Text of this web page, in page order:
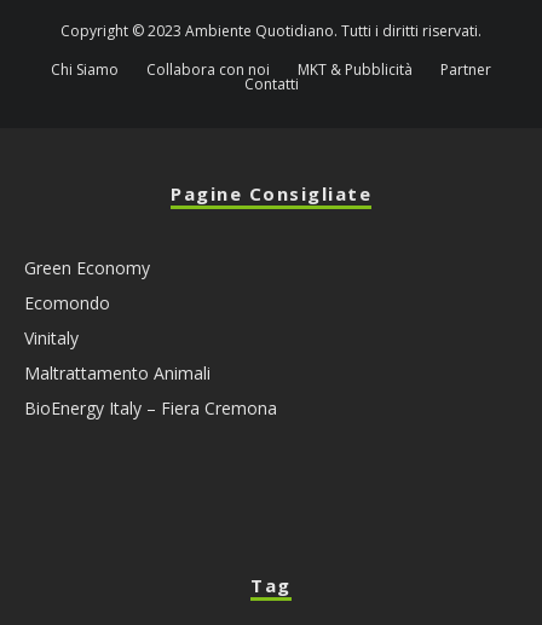
Copyright © 2023 Ambiente Quotidiano. Tutti i diritti riservati.
Chi Siamo
Collabora con noi MKT & Pubblicità Partner
Contatti
Pagine Consigliate
Green Economy
Ecomondo
Vinitaly
Maltrattamento Animali
BioEnergy Italy – Fiera Cremona
Tag